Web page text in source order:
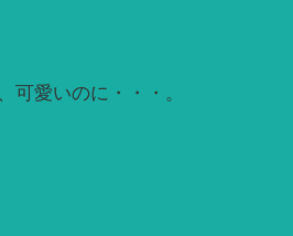
可愛いのに・・・。